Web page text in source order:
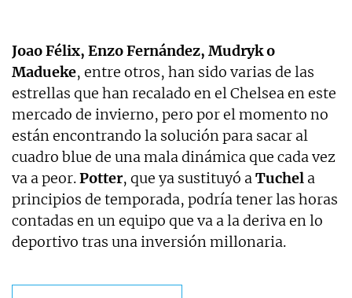
Joao Félix, Enzo Fernández, Mudryk o
Madueke, entre otros, han sido varias de las
estrellas que han recalado en el Chelsea en este
mercado de invierno, pero por el momento no
están encontrando la solución para sacar al
cuadro blue de una mala dinámica que cada vez
va a peor.Potter, que ya sustituyó aTuchel a
principios de temporada, podría tener las horas
contadas en un equipo que va a la deriva en lo
deportivo tras una inversión millonaria.